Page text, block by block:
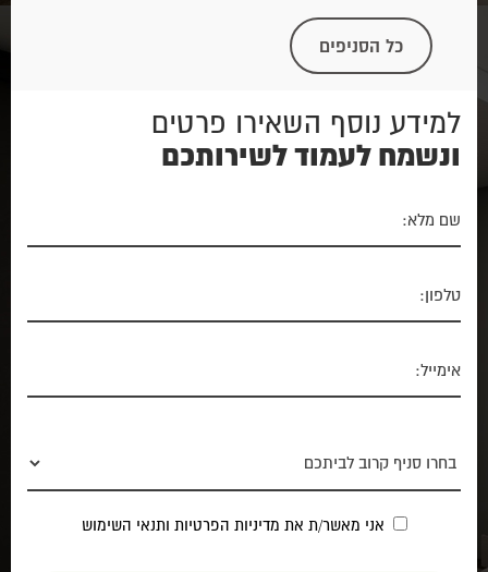
כל הסניפים
למידע נוסף השאירו פרטים
ונשמח לעמוד לשירותכם
אני מאשר/ת את מדיניות הפרטיות ותנאי השימוש